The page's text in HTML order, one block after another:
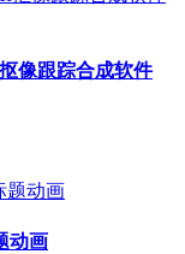
像跟踪合成软件
动画